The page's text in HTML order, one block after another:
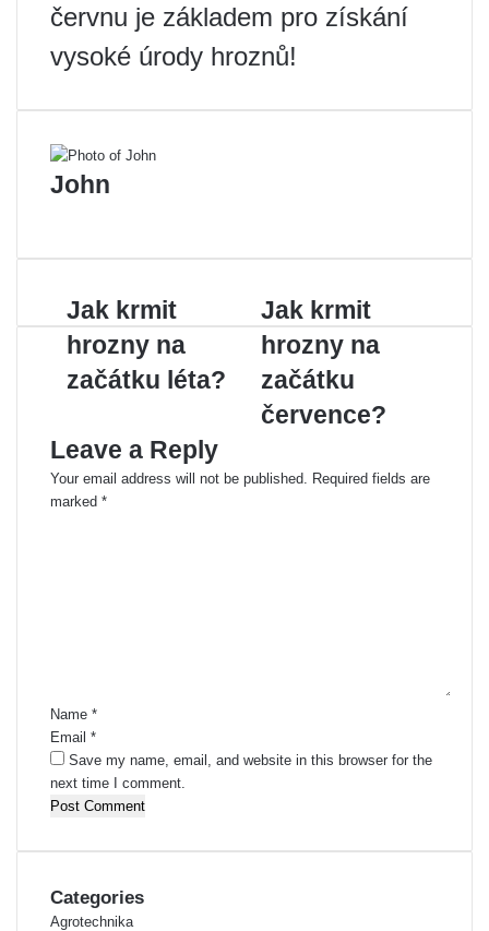
červnu je základem pro získání
vysoké úrody hroznů!
John
b
t
Jak krmit
hrozny na
začátku léta?
Jak krmit
hrozny na
začátku
července?
Leave a Reply
Your email address will not be published.
Required fields are
marked *
Name *
Email *
Save my name, email, and website in this browser for the
next time I comment.
Categories
Agrotechnika